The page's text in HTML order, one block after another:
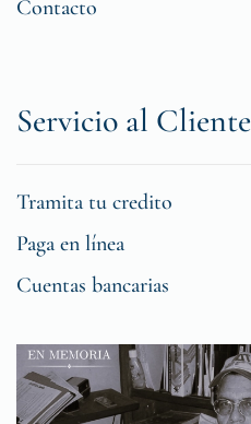
Contacto
Servicio al Cliente
Tramita tu credito
Paga en línea
Cuentas bancarias